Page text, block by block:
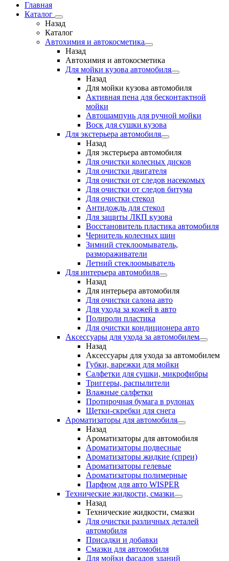
Главная
Каталог
Назад
Каталог
Автохимия и автокосметика
Назад
Автохимия и автокосметика
Для мойки кузова автомобиля
Назад
Для мойки кузова автомобиля
Активная пена для бесконтактной
мойки
Автошампунь для ручной мойки
Воск для сушки кузова
Для экстерьера автомобиля
Назад
Для экстерьера автомобиля
Для очистки колесных дисков
Для очистки двигателя
Для очистки от следов насекомых
Для очистки от следов битума
Для очистки стекол
Антидождь для стекол
Для защиты ЛКП кузова
Восстановитель пластика автомобиля
Чернитель колесных шин
Зимний стеклоомыватель,
размораживатели
Летний стеклоомыватель
Для интерьера автомобиля
Назад
Для интерьера автомобиля
Для очистки салона авто
Для ухода за кожей в авто
Полироли пластика
Для очистки кондиционера авто
Аксессуары для ухода за автомобилем
Назад
Аксессуары для ухода за автомобилем
Губки, варежки для мойки
Салфетки для сушки, микрофибры
Триггеры, распылители
Влажные салфетки
Протирочная бумага в рулонах
Щетки-скребки для снега
Ароматизаторы для автомобиля
Назад
Ароматизаторы для автомобиля
Ароматизаторы подвесные
Ароматизаторы жидкие (спреи)
Ароматизаторы гелевые
Ароматизаторы полимерные
Парфюм для авто WISPER
Технические жидкости, смазки
Назад
Технические жидкости, смазки
Для очистки различных деталей
автомобиля
Присадки и добавки
Смазки для автомобиля
Для мойки фасадов зданий